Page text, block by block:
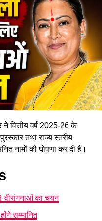
की मौत, पुलिस ने निकाले
मतदाताओं के लिए निर्वाचन
वित्तीय वर्ष 2025-26 के
तथा राज्य स्तरीय
नामों की घोषणा कर दी है।
वीरांगनाओं का चयन
सम्मानित